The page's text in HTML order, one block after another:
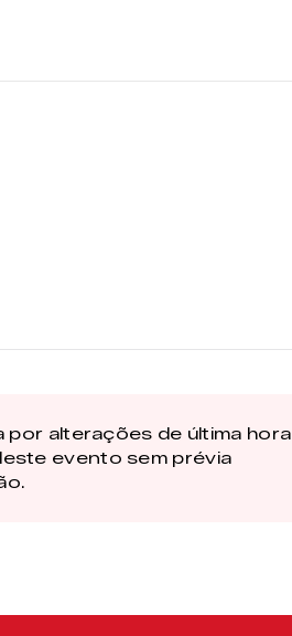
por alterações de última hora
evento sem prévia